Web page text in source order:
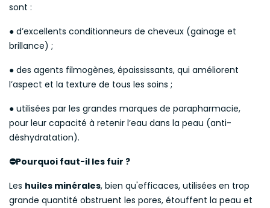
sont :
● d’excellents conditionneurs de cheveux (gainage et
brillance) ;
● des agents filmogènes, épaississants, qui améliorent
l’aspect et la texture de tous les soins ;
● utilisées par les grandes marques de parapharmacie,
pour leur capacité à retenir l’eau dans la peau (anti-
déshydratation).
⛔Pourquoi faut-il les fuir ?
Les huiles minérales, bien qu'efficaces, utilisées en trop
grande quantité obstruent les pores, étouffent la peau et